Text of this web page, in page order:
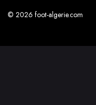
© 2026 foot-algerie.com